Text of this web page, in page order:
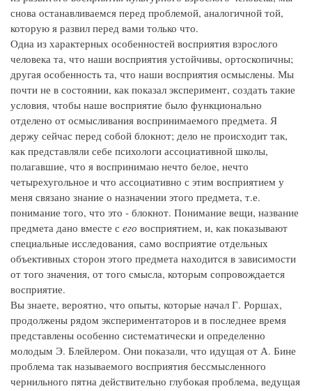
снова останавливаемся перед проблемой, аналогичной той,
которую я развил перед вами только что.
Одна из характерных особенностей восприятия взрослого
человека та, что наши восприятия устойчивы, ортоскопичны;
другая особенность та, что наши восприятия осмыслены. Мы
почти не в состоянии, как показал эксперимент, создать такие
условия, чтобы наше восприятие было функционально
отделено от осмысливания воспринимаемого предмета. Я
держу сейчас перед собой блокнот; дело не происходит так,
как представляли себе психологи ассоциативной школы,
полагавшие, что я воспринимаю нечто белое, нечто
четырехугольное и что ассоциативно с этим восприятием у
меня связано знание о назначении этого предмета, т.е.
понимание того, что это - блокнот. Понимание вещи, название
предмета дано вместе с его восприятием, и, как показывают
специальные исследования, само восприятие отдельных
объективных сторон этого предмета находится в зависимости
от того значения, от того смысла, которым сопровождается
восприятие.
Вы знаете, вероятно, что опыты, которые начал Г. Роршах,
продолжены рядом экспериментаторов и в последнее время
представлены особенно систематически и определенно
молодым Э. Блейлером. Они показали, что идущая от А. Бине
проблема так называемого восприятия бессмысленного
чернильного пятна действительно глубокая проблема, ведущая